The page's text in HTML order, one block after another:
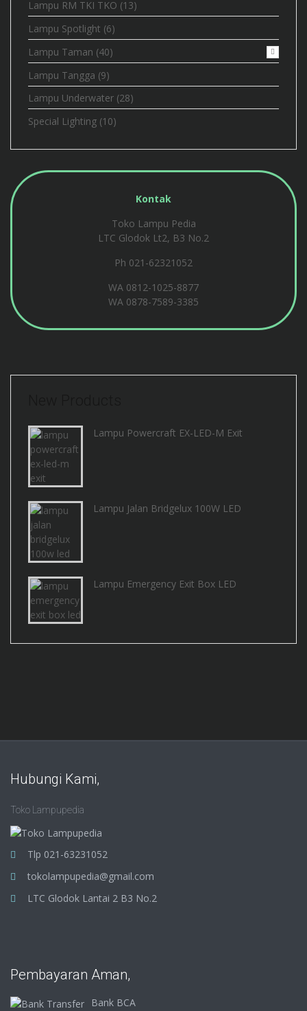
Lampu RM TKI TKO (13)
Lampu Spotlight (6)
Lampu Taman (40)
Lampu Tangga (9)
Lampu Underwater (28)
Special Lighting (10)
Kontak
Toko Lampu Pedia
LTC Glodok Lt2, B3 No.2
Ph 021-62321052
WA 0812-1025-8877
WA 0878-7589-3385
Lampu Powercraft EX-LED-M Exit
Lampu Jalan Bridgelux 100W LED
Lampu Emergency Exit Box LED
Hubungi Kami,
Toko Lampupedia
Tlp 021-63231052
tokolampupedia@gmail.com
LTC Glodok Lantai 2 B3 No.2
Pembayaran Aman,
Bank BCA